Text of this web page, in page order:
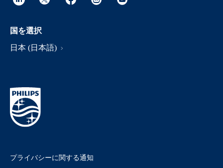
国を選択
日本 (日本語)
プライバシーに関する通知